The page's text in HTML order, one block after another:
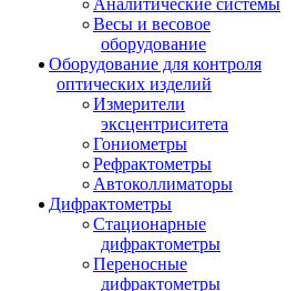
Аналитические системы
Весы и весовое
оборудование
Оборудование для контроля
оптических изделий
Измерители
эксцентриситета
Гониометры
Рефрактометры
Автоколлиматоры
Дифрактометры
Стационарные
дифрактометры
Переносные
дифрактометры